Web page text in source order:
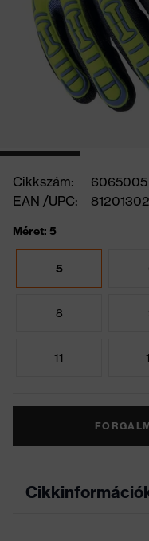
Cikkszám:
6065005
EAN /UPC:
Méret: 5
5
8
11